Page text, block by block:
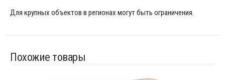
Для крупных объектов в регионах могут быть ограничения.
Похожие товары